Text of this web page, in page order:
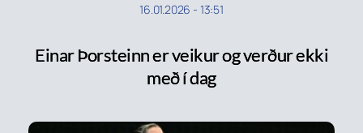
16.01.2026 - 13:51
Einar Þorsteinn er veikur og verður ekki
með í dag